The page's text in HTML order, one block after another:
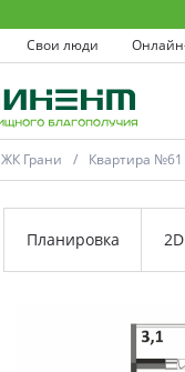
Свои люди
ЖК Грани Квартира №61
Планировка 2D